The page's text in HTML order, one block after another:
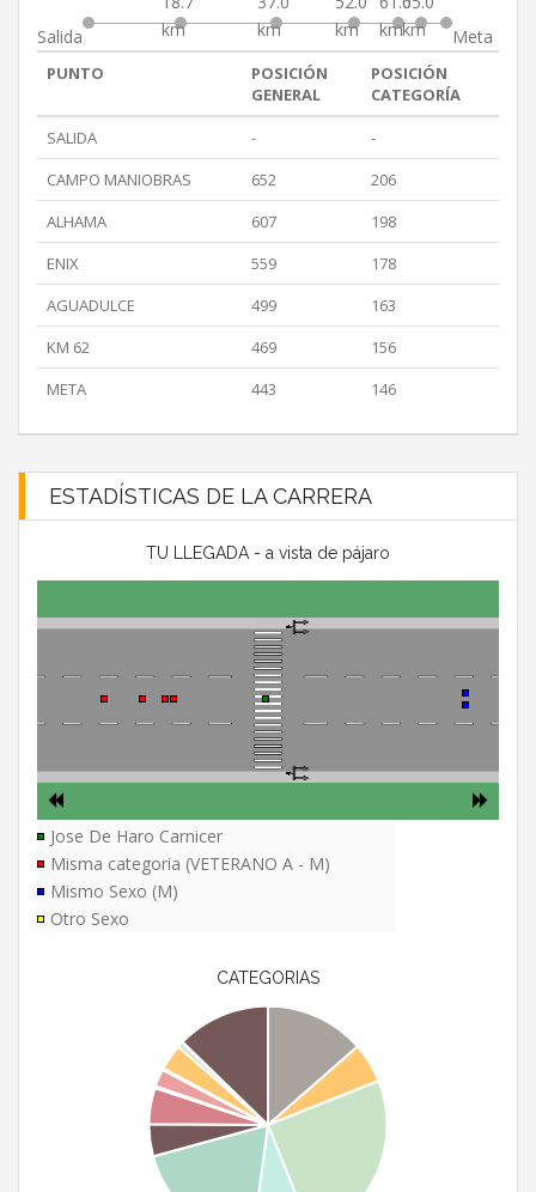
Salida
km
km
km
kmkm
Meta
PUNTO
POSICIÓN
GENERAL
POSICIÓN
CATEGORÍA
SALIDA
-
-
CAMPO MANIOBRAS
652
206
ALHAMA
607
198
ENIX
559
178
AGUADULCE
499
163
KM 62
469
156
META
443 146
ESTADÍSTICAS DE LA CARRERA
TU LLEGADA - a vista de pájaro
Jose De Haro Carnicer
Misma categoria (VETERANO A - M)
Mismo Sexo (M)
Otro Sexo
CATEGORIAS